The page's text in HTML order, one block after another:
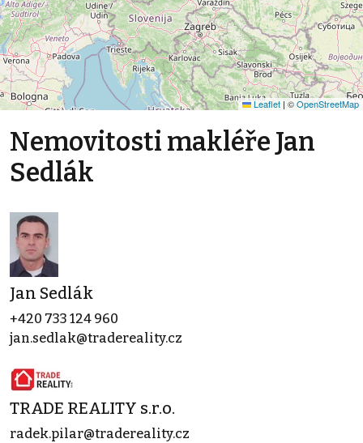
Leaflet | ©OpenStreetMap
Nemovitosti makléře Jan
Sedlák
Jan Sedlák
+420 733 124 960
jan.sedlak@tradereality.cz
TRADE REALITY s.r.o.
radek.pilar@tradereality.cz